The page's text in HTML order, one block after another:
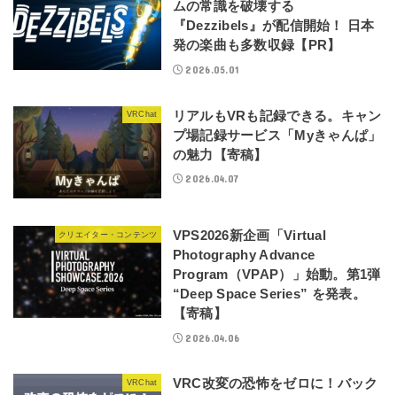
ムの常識を破壊する
『Dezzibels』が配信開始！ 日本
発の楽曲も多数収録【PR】
2026.05.01
VRChat
リアルもVRも記録できる。キャン
プ場記録サービス「Myきゃんぱ」
の魅力【寄稿】
2026.04.07
クリエイター・コンテンツ
VPS2026新企画「Virtual
Photography Advance
Program（VPAP）」始動。第1弾
“Deep Space Series” を発表。
【寄稿】
2026.04.06
VRChat
VRC改変の恐怖をゼロに！バック